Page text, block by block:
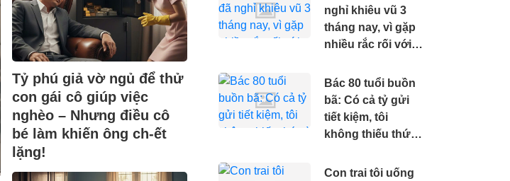
Tỷ phú giả vờ ngủ để thử
con gái cô giúp việc
nghèo – Nhưng điều cô
bé làm khiến ông ch-ết
lặng!
nghỉ khiêu vũ 3
tháng nay, vì gặp
nhiều rắc rối với
Bác 80 tuổi buồn
bã: Có cả tỷ gửi
tiết kiệm, tôi
không thiếu thứ
muốn mình sớm
Con trai tôi uống